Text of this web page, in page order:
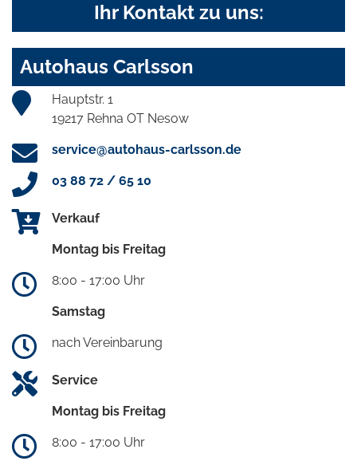
Ihr Kontakt zu uns:
Autohaus Carlsson
Hauptstr. 1
19217 Rehna OT Nesow
service@autohaus-carlsson.de
03 88 72 / 65 10
Verkauf
Montag bis Freitag
8:00 - 17:00 Uhr
Samstag
nach Vereinbarung
Service
Montag bis Freitag
8:00 - 17:00 Uhr